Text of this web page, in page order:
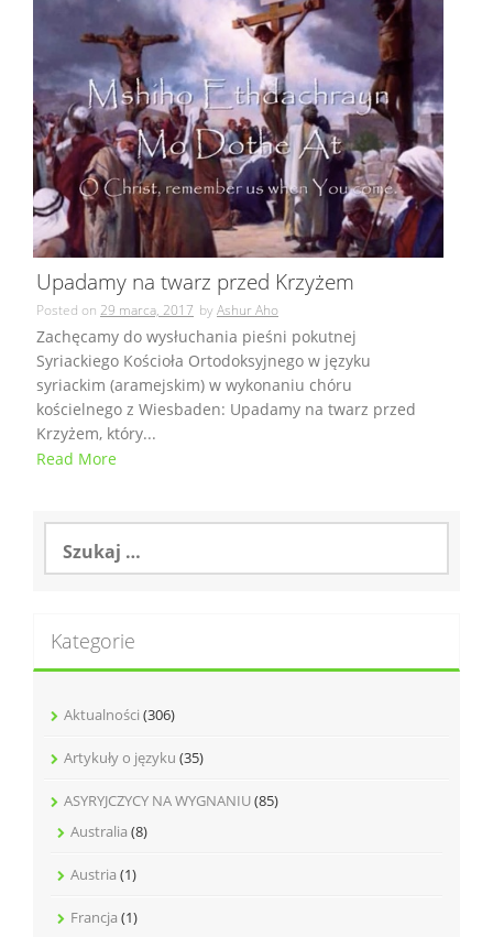
Upadamy na twarz przed Krzyżem
Posted on 29 marca, 2017 byAshur Aho
Zachęcamy do wysłuchania pieśni pokutnej
Syriackiego Kościoła Ortodoksyjnego w języku
syriackim (aramejskim) w wykonaniu chóru
kościelnego z Wiesbaden: Upadamy na twarz przed
Krzyżem, który...
Read More
Szukaj:
Kategorie
Aktualności (306)
Artykuły o języku (35)
ASYRYJCZYCY NA WYGNANIU(85)
Australia (8)
Austria (1)
Francja (1)